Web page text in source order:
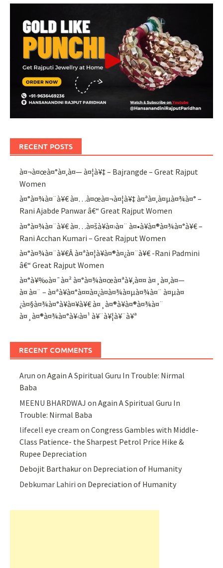
RECENT POSTS
à¤¬à¤œà¤°à¤‚à¤— à¤¦à¥‡ – Bajrangde – Great Rajput
Women
à¤°à¤¾à¤¨à¥€ à¤…à¤œà¤¬à¤¦à¥‡ à¤ªà¤‚à¤µà¤¾à¤° –
Rani Ajabde Panwar â€“ Great Rajput Women
à¤°à¤¾à¤¨à¥€ à¤…à¤šà¥à¤›à¤¨ à¤•à¥à¤®à¤¾à¤°à¥€ –
Rani Acchan Kumari – Great Rajput Women
à¤°à¤¾à¤¨à¥€Â à¤ªà¤¦à¥à¤®à¤¿à¤¨à¥€ -Rani Padmini
â€“ Great Rajput Women
à¤°à¥‰à¤¯à¤² à¤°à¤¾à¤œà¤ªà¥‚à¤¤ à¤¸à¤‚à¤—
à¤ à¤¨ – à¤ªà¥à¤°à¤¤à¤¿à¤­à¤¾à¤µà¤¾à¤¨ à¤µà¤
¿à¤§à¤¾à¤°à¥à¤¥à¥€ à¤¸à¤®à¥à¤®à¤¾à¤¨
à¤¸à¤®à¤¾à¤°à¥‹à¤¹ à¥¨à¥¦à¥¨à¥ª
RECENT COMMENTS
Arun onAgain A Spiritual Guru In Trouble: Nirmal
Baba
MEENU BHARDWAJ onAgain A Spiritual Guru In
Trouble: Nirmal Baba
lifecell eye cream onCongress Gambles with Middle-
Class Patience- the Sharpest Petrol Price Hike &
Rupee Depreciation
Debojit Barthakuron Depreciation of Humanity
Debkumar Lahiri on Depreciation of Humanity